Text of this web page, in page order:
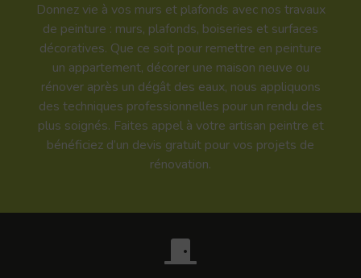
Donnez vie à vos murs et plafonds avec nos travaux
de peinture : murs, plafonds, boiseries et surfaces
décoratives. Que ce soit pour remettre en peinture
un appartement, décorer une maison neuve ou
rénover après un dégât des eaux, nous appliquons
des techniques professionnelles pour un rendu des
plus soignés. Faites appel à votre artisan peintre et
bénéficiez d’un devis gratuit pour vos projets de
rénovation.